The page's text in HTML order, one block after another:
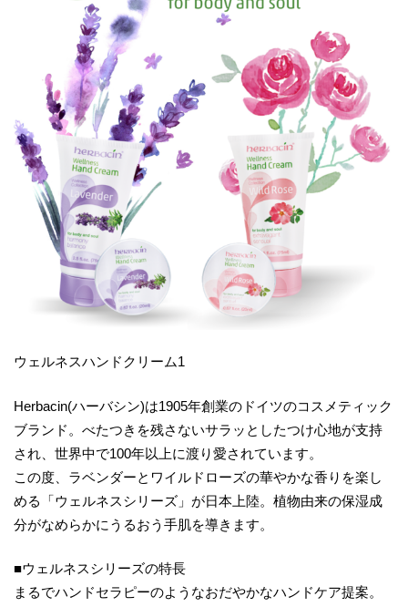
ウェルネスハンドクリーム1
Herbacin(ハーバシン)は1905年創業のドイツのコスメティック
ブランド。べたつきを残さないサラッとしたつけ心地が支持
され、世界中で100年以上に渡り愛されています。
この度、ラベンダーとワイルドローズの華やかな香りを楽し
める「ウェルネスシリーズ」が日本上陸。植物由来の保湿成
分がなめらかにうるおう手肌を導きます。
■ウェルネスシリーズの特長
まるでハンドセラピーのようなおだやかなハンドケア提案。